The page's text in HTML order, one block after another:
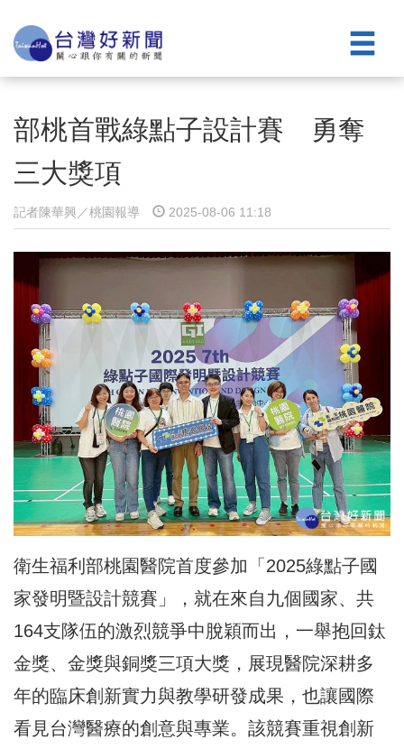
部桃首戰綠點子設計賽 勇奪
三大獎項
記者陳華興／桃園報導 2025-08-06 11:18
衛生福利部桃園醫院首度參加「2025綠點子國
家發明暨設計競賽」，就在來自九個國家、共
164支隊伍的激烈競爭中脫穎而出，一舉抱回鈦
金獎、金獎與銅獎三項大獎，展現醫院深耕多
年的臨床創新實力與教學研發成果，也讓國際
看見台灣醫療的創意與專業。該競賽重視創新